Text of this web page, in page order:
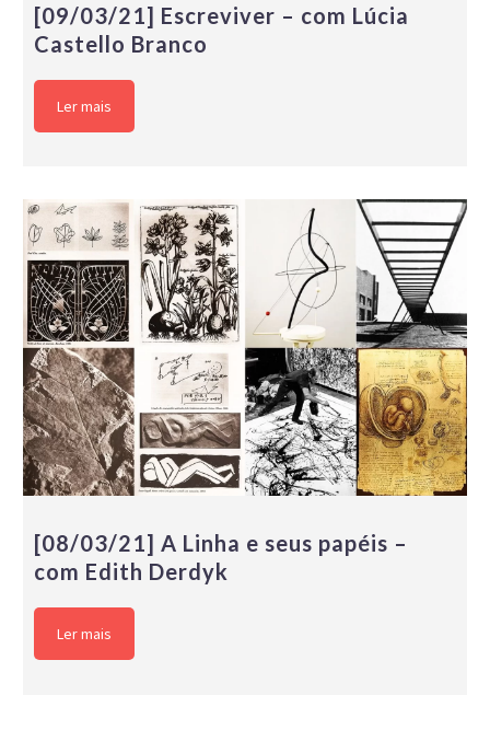
[09/03/21] Escreviver – com Lúcia
Castello Branco
Ler mais
[08/03/21] A Linha e seus papéis –
com Edith Derdyk
Ler mais